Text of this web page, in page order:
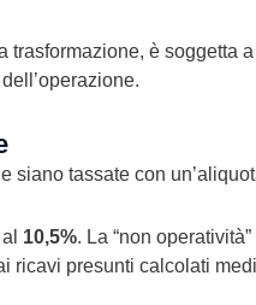
trasformazione, è soggetta a
siano tassate con
10,5%. La “non
ricavi presunti calcolati